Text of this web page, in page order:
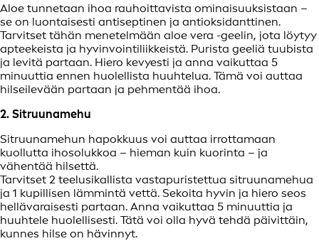
Aloe tunnetaan ihoa rauhoittavista ominaisuuksistaan –
se on luontaisesti antiseptinen ja antioksidanttinen.
Tarvitset tähän menetelmään aloe vera -geelin, jota löytyy
apteekeista ja hyvinvointiliikkeistä. Purista geeliä tuubista
ja levitä partaan. Hiero kevyesti ja anna vaikuttaa 5
minuuttia ennen huolellista huuhtelua. Tämä voi auttaa
hilseilevään partaan ja pehmentää ihoa.
2. Sitruunamehu
Sitruunamehun hapokkuus voi auttaa irrottamaan
kuollutta ihosolukkoa – hieman kuin kuorinta – ja
vähentää hilsettä.
Tarvitset 2 teelusikallista vastapuristettua sitruunamehua
ja 1 kupillisen lämmintä vettä. Sekoita hyvin ja hiero seos
hellävaraisesti partaan. Anna vaikuttaa 5 minuuttia ja
huuhtele huolellisesti. Tätä voi olla hyvä tehdä päivittäin,
kunnes hilse on hävinnyt.